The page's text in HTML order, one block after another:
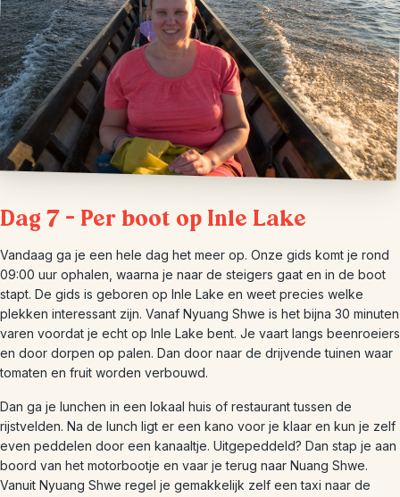
Dag 7 – Per boot op Inle Lake
Vandaag ga je een hele dag het meer op. Onze gids komt je rond
09:00 uur ophalen, waarna je naar de steigers gaat en in de boot
stapt. De gids is geboren op Inle Lake en weet precies welke
plekken interessant zijn. Vanaf Nyuang Shwe is het bijna 30 minuten
varen voordat je echt op Inle Lake bent. Je vaart langs beenroeiers
en door dorpen op palen. Dan door naar de drijvende tuinen waar
tomaten en fruit worden verbouwd.
Dan ga je lunchen in een lokaal huis of restaurant tussen de
rijstvelden. Na de lunch ligt er een kano voor je klaar en kun je zelf
even peddelen door een kanaaltje. Uitgepeddeld? Dan stap je aan
boord van het motorbootje en vaar je terug naar Nuang Shwe.
Vanuit Nyuang Shwe regel je gemakkelijk zelf een taxi naar de